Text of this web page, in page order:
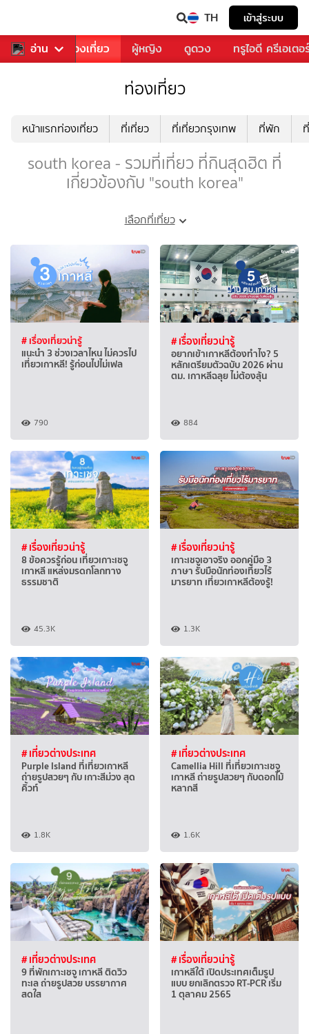
TH เข้าสู่ระบบ
อ่าน
อาหาร ท่องเที่ยว ผู้หญิง ดูดวง ทรูไอดี ครีเอเตอ
ท่องเที่ยว
หน้าแรกท่องเที่ยว ที่เที่ยว ที่เที่ยวกรุงเทพ ที่พัก
south korea - รวมที่เที่ยว ที่กินสุดฮิต ที่
เกี่ยวข้องกับ "south korea"
เลือกที่เที่ยว
# เรื่องเที่ยวน่ารู้
แนะนำ 3 ช่วงเวลาไหน ไม่ควรไป
เที่ยวเกาหลี! รู้ก่อนไปไม่เฟล
790
# เรื่องเที่ยวน่ารู้
อยากเข้าเกาหลีต้องทำไง? 5
หลักเตรียมตัวฉบับ 2026 ผ่าน
ตม. เกาหลีฉลุย ไม่ต้องลุ้น
884
# เรื่องเที่ยวน่ารู้
8 ข้อควรรู้ก่อน เที่ยวเกาะเชจู
เกาหลี แหล่งมรดกโลกทาง
ธรรมชาติ
45.3K
# เรื่องเที่ยวน่ารู้
เกาะเชจูเอาจริง ออกคู่มือ 3
ภาษา รับมือนักท่องเที่ยวไร้
มารยาท เที่ยวเกาหลีต้องรู้!
1.3K
# เที่ยวต่างประเทศ
Purple Island ที่เที่ยวเกาหลี
ถ่ายรูปสวยๆ กับ เกาะสีม่วง สุด
คิ้วท์
1.8K
# เที่ยวต่างประเทศ
Camellia Hill ที่เที่ยวเกาะเชจู
เกาหลี ถ่ายรูปสวยๆ กับดอกไม้
หลากสี
1.6K
# เที่ยวต่างประเทศ
9 ที่พักเกาะเชจู เกาหลี ติดวิว
ทะเล ถ่ายรูปสวย บรรยากาศ
สดใส
# เรื่องเที่ยวน่ารู้
เกาหลีใต้ เปิดประเทศเต็มรูป
แบบ ยกเลิกตรวจ RT-PCR เริ่ม
1 ตุลาคม 2565